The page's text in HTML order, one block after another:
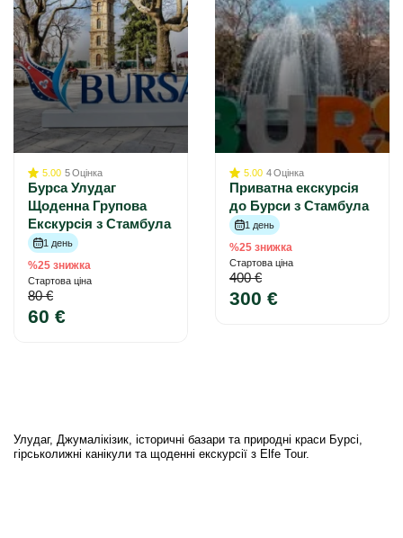
5.00 5Оцінка
Бурса Улудаг
Щоденна Групова
Екскурсія з Стамбула
1 день
%25 знижка
Стартова ціна
80 €
60 €
5.00 4Оцінка
Приватна екскурсія
до Бурси з Стамбула
1 день
%25 знижка
Стартова ціна
400 €
300 €
Улудаг, Джумалікізик, історичні базари та природні краси Бурсі,
гірськолижні канікули та щоденні екскурсії з Elfe Tour.